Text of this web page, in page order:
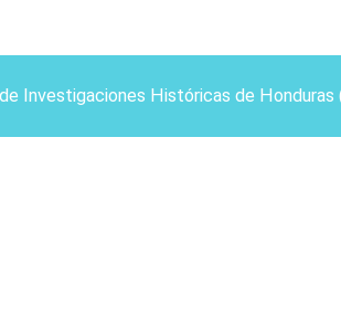
Investigaciones Históricas de